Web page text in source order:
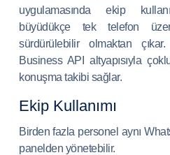
uygulamasında ekip
büyüdükçe tek telefon
sürdürülebilir olmaktan
Business API altyapısıyla
konuşma takibi sağlar.
Ekip Kullanımı
Birden fazla personel aynı
panelden yönetebilir.